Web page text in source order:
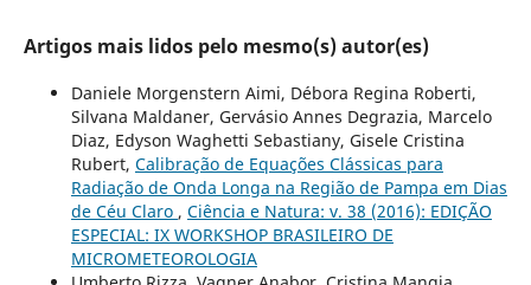
Artigos mais lidos pelo mesmo(s) autor(es)
Daniele Morgenstern Aimi, Débora Regina Roberti,
Silvana Maldaner, Gervásio Annes Degrazia, Marcelo
Diaz, Edyson Waghetti Sebastiany, Gisele Cristina
Rubert, Calibração de Equações Clássicas para
Radiação de Onda Longa na Região de Pampa em Dias
de Céu Claro , Ciência e Natura: v. 38 (2016): EDIÇÃO
ESPECIAL: IX WORKSHOP BRASILEIRO DE
MICROMETEOROLOGIA